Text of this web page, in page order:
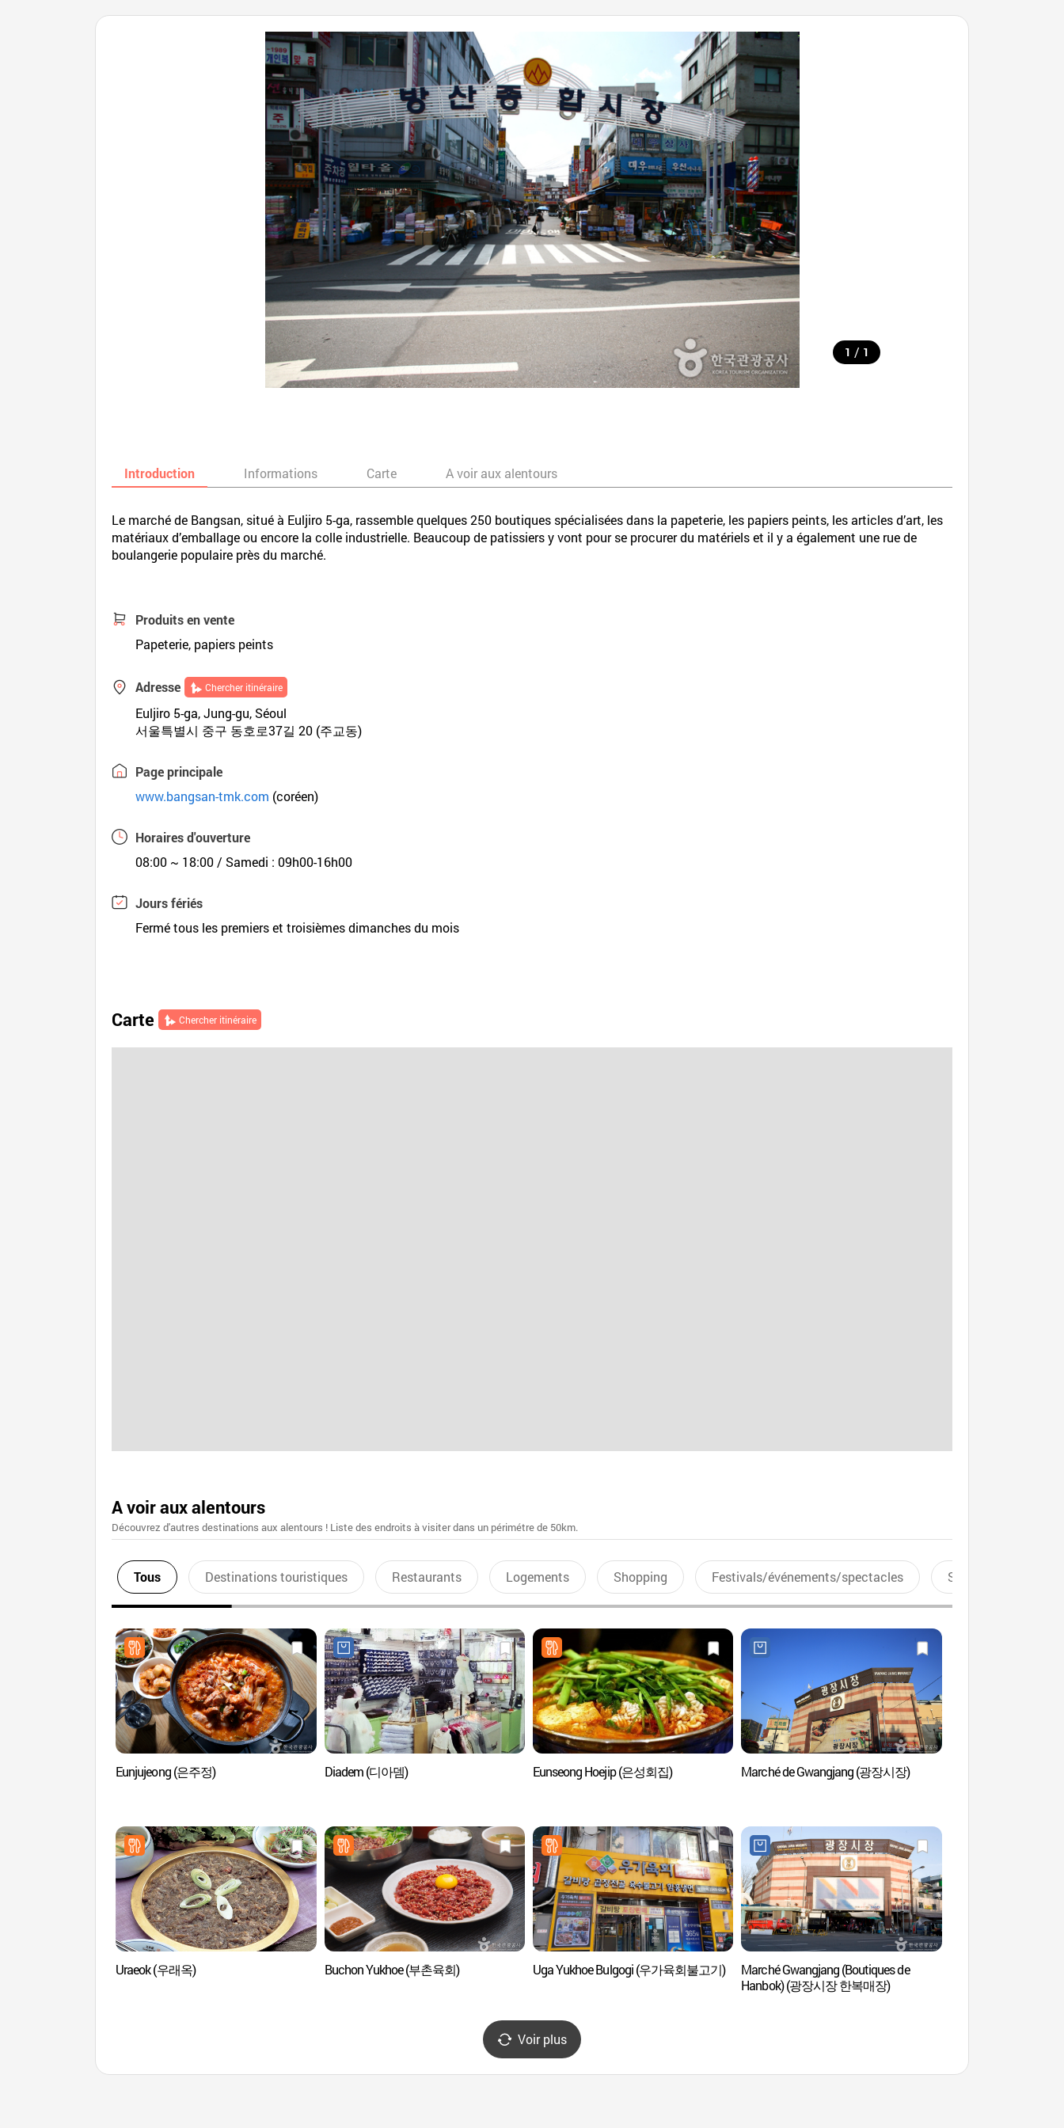
1 / 1
Introduction Informations Carte A voir aux alentours
Le marché de Bangsan, situé à Euljiro 5-ga, rassemble quelques 250 boutiques spécialisées dans la papeterie, les papiers peints, les articles d’art, les
matériaux d’emballage ou encore la colle industrielle. Beaucoup de patissiers y vont pour se procurer du matériels et il y a également une rue de
boulangerie populaire près du marché.
Produits en vente
Papeterie, papiers peints
Adresse Chercher itinéraire
Euljiro 5-ga, Jung-gu, Séoul
서울특별시 중구 동호로37길 20 (주교동)
Page principale
www.bangsan-tmk.com (coréen)
Horaires d'ouverture
08:00 ~ 18:00 / Samedi : 09h00-16h00
Jours fériés
Fermé tous les premiers et troisièmes dimanches du mois
Carte Chercher itinéraire
A voir aux alentours
Découvrez d'autres destinations aux alentours ! Liste des endroits à visiter dans un périmétre de 50km.
Tous Destinations touristiques Restaurants Logements Shopping Festivals/événements/spectacles Sports aquatiques
Eunjujeong (은주정) Diadem (디아뎀) Eunseong Hoejip (은성회집) Marché de Gwangjang (광장시장)
Uraeok (우래옥) Buchon Yukhoe (부촌육회) Uga Yukhoe Bulgogi (우가육회불고기)
Marché Gwangjang (Boutiques de
Hanbok) (광장시장 한복매장)
Voir plus